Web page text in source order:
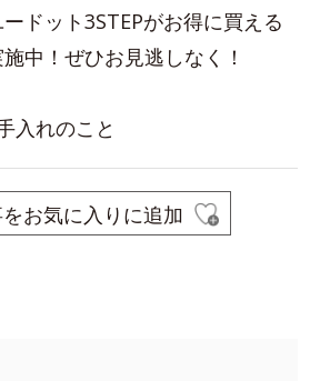
ドット3STEPがお得に買える
中！ぜひお見逃しなく！
入れのこと
お気に入りに追加